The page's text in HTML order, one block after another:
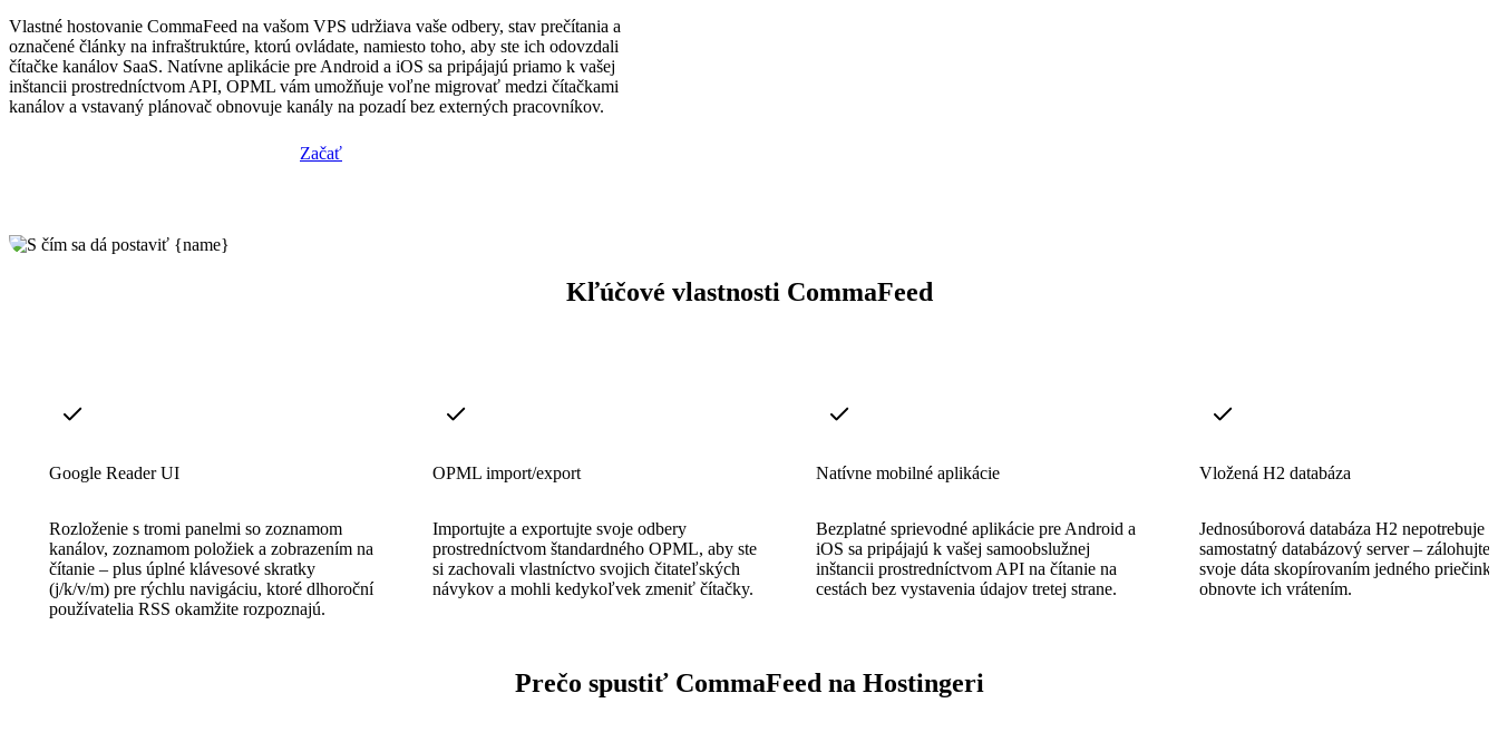
Vlastné hostovanie CommaFeed na vašom VPS udržiava vaše odbery, stav prečítania a
označené články na infraštruktúre, ktorú ovládate, namiesto toho, aby ste ich odovzdali
čítačke kanálov SaaS. Natívne aplikácie pre Android a iOS sa pripájajú priamo k vašej
inštancii prostredníctvom API, OPML vám umožňuje voľne migrovať medzi čítačkami
kanálov a vstavaný plánovač obnovuje kanály na pozadí bez externých pracovníkov.
Začať
Kľúčové vlastnosti CommaFeed
Google Reader UI
Rozloženie s tromi panelmi so zoznamom
kanálov, zoznamom položiek a zobrazením na
čítanie – plus úplné klávesové skratky
(j/k/v/m) pre rýchlu navigáciu, ktoré dlhoroční
používatelia RSS okamžite rozpoznajú.
OPML import/export
Importujte a exportujte svoje odbery
prostredníctvom štandardného OPML, aby ste
si zachovali vlastníctvo svojich čitateľských
návykov a mohli kedykoľvek zmeniť čítačky.
Natívne mobilné aplikácie
Bezplatné sprievodné aplikácie pre Android a
iOS sa pripájajú k vašej samoobslužnej
inštancii prostredníctvom API na čítanie na
cestách bez vystavenia údajov tretej strane.
Vložená H2 databáza
Jednosúborová databáza H2 nepotrebuje
samostatný databázový server – zálohujte
svoje dáta skopírovaním jedného
obnovte ich vrátením.
Prečo spustiť CommaFeed na Hostingeri